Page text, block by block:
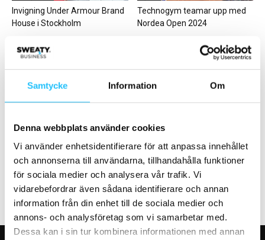
Samtycke Information Om
Denna webbplats använder cookies
Vi använder enhetsidentifierare för att anpassa innehållet
och annonserna till användarna, tillhandahålla funktioner
för sociala medier och analysera vår trafik. Vi
vidarebefordrar även sådana identifierare och annan
information från din enhet till de sociala medier och
annons- och analysföretag som vi samarbetar med.
Dessa kan i sin tur kombinera informationen med annan
Invigning Under Armour Brand
House i Stockholm
Technogym teamar upp med
Nordea Open 2024
Nordic Wellness når 400
klubbar – jubileumsklubb
planeras i Göteborg
Christian Ask – Sweaty
Business Podcast #69